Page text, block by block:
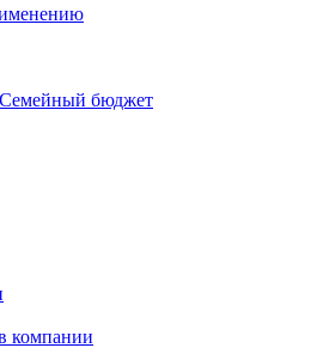
бюджет
компании